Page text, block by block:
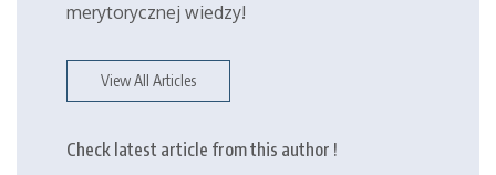
merytorycznej wiedzy!
View All Articles
Check latest article from this author !